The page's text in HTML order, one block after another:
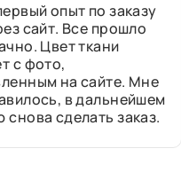
опыт по заказу
сайт. Все прошло
Цвет ткани
с фото,
на сайте. Мне
в дальнейшем
снова сделать заказ.